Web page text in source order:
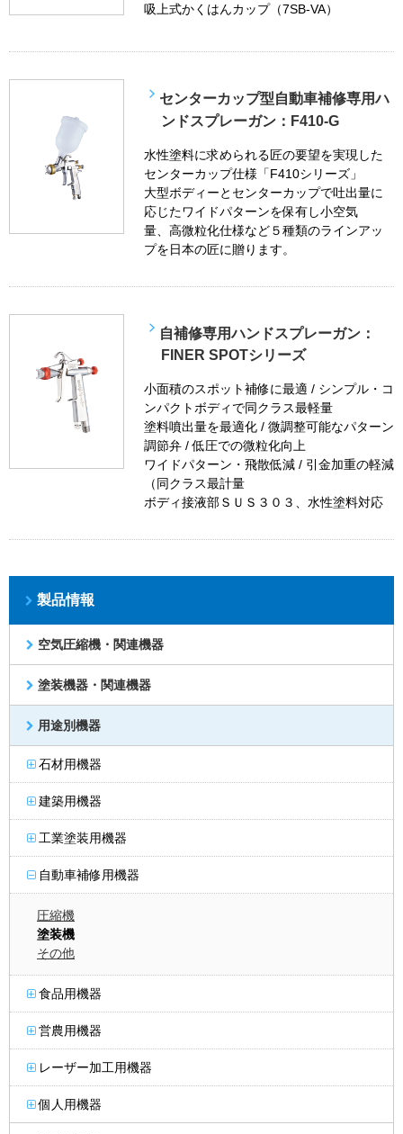
吸上式かくはんカップ（7SB-VA）
センターカップ型自動車補修専用ハ
ンドスプレーガン：F410-G
水性塗料に求められる匠の要望を実現した
センターカップ仕様「F410シリーズ」
大型ボディーとセンターカップで吐出量に
応じたワイドパターンを保有し小空気
量、高微粒化仕様など５種類のラインアッ
プを日本の匠に贈ります。
自補修専用ハンドスプレーガン：
FINER SPOTシリーズ
小面積のスポット補修に最適 / シンプル・コ
ンパクトボディで同クラス最軽量
塗料噴出量を最適化 / 微調整可能なパターン
調節弁 / 低圧での微粒化向上
ワイドパターン・飛散低減 / 引金加重の軽減
（同クラス最計量
ボディ接液部ＳＵＳ３０３、水性塗料対応
製品情報
空気圧縮機・関連機器
塗装機器・関連機器
用途別機器
石材用機器
建築用機器
工業塗装用機器
自動車補修用機器
圧縮機
塗装機
その他
食品用機器
営農用機器
レーザー加工用機器
個人用機器